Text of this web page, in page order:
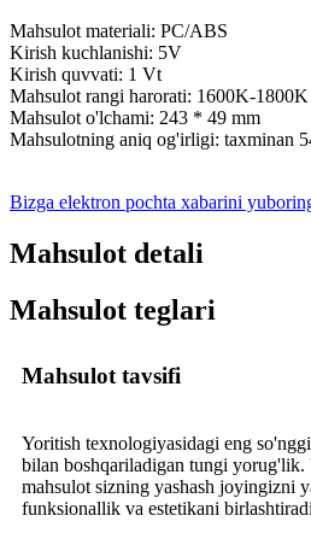
Mahsulot materiali: PC/ABS
Kirish kuchlanishi: 5V
Kirish quvvati: 1 Vt
Mahsulot rangi harorati: 1600K-1800K
Mahsulot o'lchami: 243 * 49 mm
Mahsulotning aniq og'irligi: taxminan
Bizga elektron pochta xabarini
Mahsulot detali
Mahsulot teglari
Mahsulot tavsifi
Yoritish texnologiyasidagi eng
bilan boshqariladigan tungi yorug'lik.
mahsulot sizning yashash joyingizni
funksionallik va estetikani